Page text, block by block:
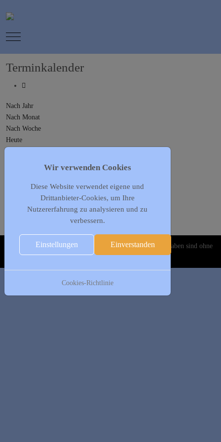
Mobile Menu Toggle
Terminkalender
Nach Jahr
Nach Monat
Nach Woche
Heute
Vorheriger Tag
Sonntag, 14. Juni 2026
Folgetag
Es wurden keine Events gefunden
Copyright © 2020-2026 DJK Gillrath 1911 e. V. Alle Angaben sind ohne
Gewähr!
Wir verwenden Cookies
Diese Website verwendet eigene und
Drittanbieter-Cookies, um Ihre
Nutzererfahrung zu analysieren und zu
verbessern.
Einstellungen Einverstanden
Cookies-Richtlinie